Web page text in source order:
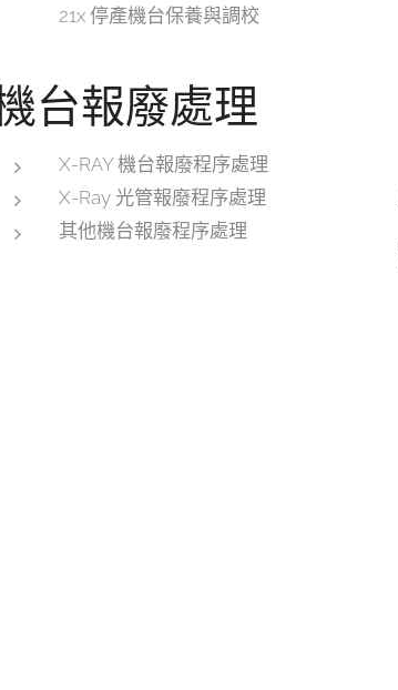
21x 停產機台保養與調校
台報廢處理
X-RAY 機台報廢程序處理
X-Ray 光管報廢程序處理
其他機台報廢程序處理